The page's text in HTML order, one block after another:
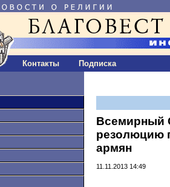
Контакты Подписка
Всемирный
резолюцию
армян
11.11.2013 14:49